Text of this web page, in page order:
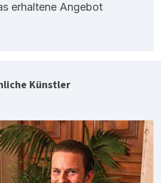
erhaltene Angebot
Künstler